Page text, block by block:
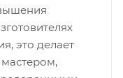
это делает